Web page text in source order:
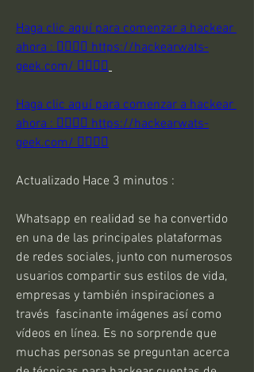
Haga clic aquí para comenzar a hackear
ahora : 👉🏻👉🏻 https://hackearwats-
geek.com/ 👈🏻👈🏻
Haga clic aquí para comenzar a hackear
ahora : 👉🏻👉🏻 https://hackearwats-
geek.com/ 👈🏻👈🏻
Actualizado Hace 3 minutos :
Whatsapp en realidad se ha convertido
en una de las principales plataformas
de redes sociales, junto con numerosos
usuarios compartir sus estilos de vida,
empresas y también inspiraciones a
través  fascinante imágenes así como
vídeos en línea. Es no sorprende que
muchas personas se preguntan acerca